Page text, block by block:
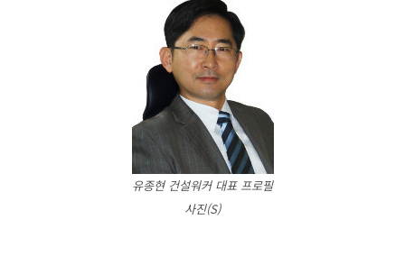
유종현 건설워커 대표 프로필
사진(S)